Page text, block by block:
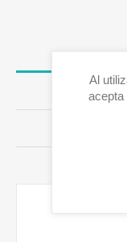
Al
acepta